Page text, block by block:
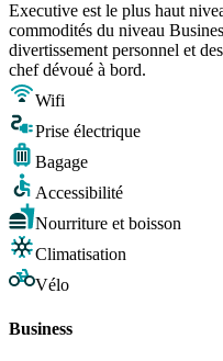
Executive est le plus haut
commodités du niveau
divertissement personnel et
chef dévoué à bord.
Wifi
Prise électrique
Bagage
Accessibilité
Nourriture et boisson
Climatisation
Vélo
Business